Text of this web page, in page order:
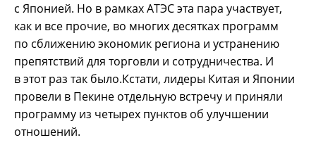
с Японией. Но в рамках АТЭС эта пара участвует,
как и все прочие, во многих десятках программ
по сближению экономик региона и устранению
препятствий для торговли и сотрудничества. И
в этот раз так было.Кстати, лидеры Китая и Японии
провели в Пекине отдельную встречу и приняли
программу из четырех пунктов об улучшении
отношений.